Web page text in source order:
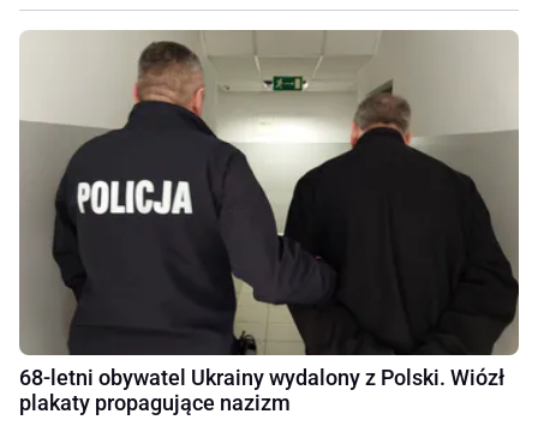
68-letni obywatel Ukrainy wydalony z Polski. Wiózł
plakaty propagujące nazizm